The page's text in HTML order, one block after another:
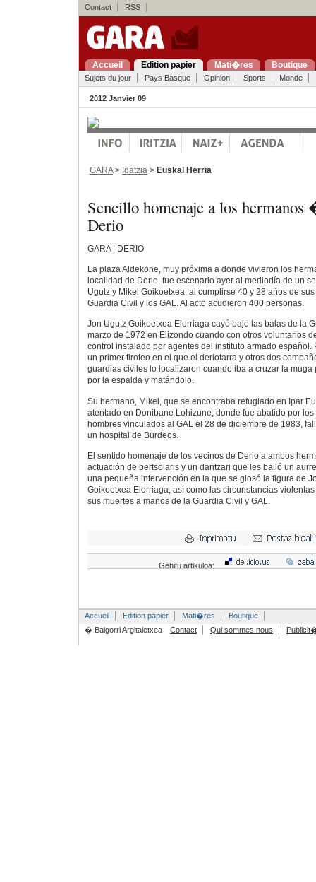
Contact RSS
Accueil Edition papier Mati�res Boutique
Sujets du jour Pays Basque Opinion Sports Monde
2012 Janvier 09
GARA> Idatzia > Euskal Herria
Sencillo homenaje a los
Derio
GARA | DERIO
La plaza Aldekone, muy próxima a donde vivieron los
localidad de Derio, fue escenario ayer al mediodía de un
Ugutz y Mikel Goikoetxea, al cumplirse 40 y 28 años de
Guardia Civil y los GAL. Al acto acudieron 400 personas.
Jon Ugutz Goikoetxea Elorriaga cayó bajo las balas de la
marzo de 1972 en Elizondo cuando con otros voluntarios
control instalado por agentes del instituto armado español.
un primer tiroteo en el que el deriotarra y otros dos
guardias civiles lo localizaron cuando iba a cruzar la
por la espalda y matándolo.
Su hermano, Mikel, que se encontraba refugiado en Ipar
atentado en Donibane Lohizune, donde fue abatido por
hombres vinculados al GAL el 28 de diciembre de 1983,
un hospital de Burdeos.
El sentido homenaje de los vecinos de Derio a ambos
actuación de bertsolaris y un dantzari que les bailó un
una pequeña intervención en la que se glosó la figura de
Goikoetxea Elorriaga, así como las circunstancias
sus muertes a manos de la Guardia Civil y GAL.
Gehitu artikuloa:
Accueil Edition papier Mati�res
Boutique
� Baigorri Argitaletxea
Contact Qui sommes nous